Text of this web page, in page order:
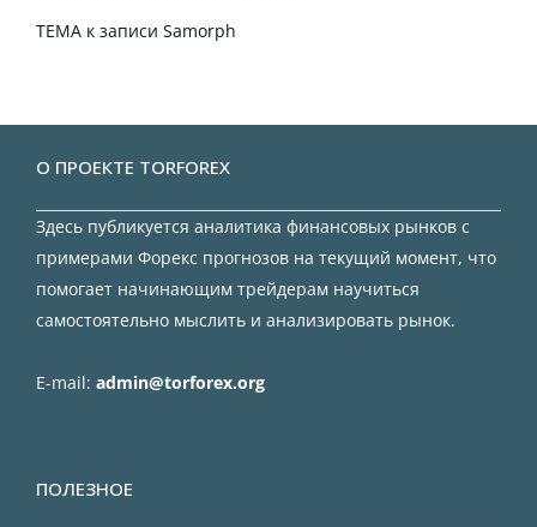
TEMA к записи Samorph
О ПРОЕКТЕ TORFOREX
Здесь публикуется аналитика финансовых рынков с
примерами Форекс прогнозов на текущий момент, что
помогает начинающим трейдерам научиться
самостоятельно мыслить и анализировать рынок.
E-mail: admin@torforex.org
ПОЛЕЗНОЕ